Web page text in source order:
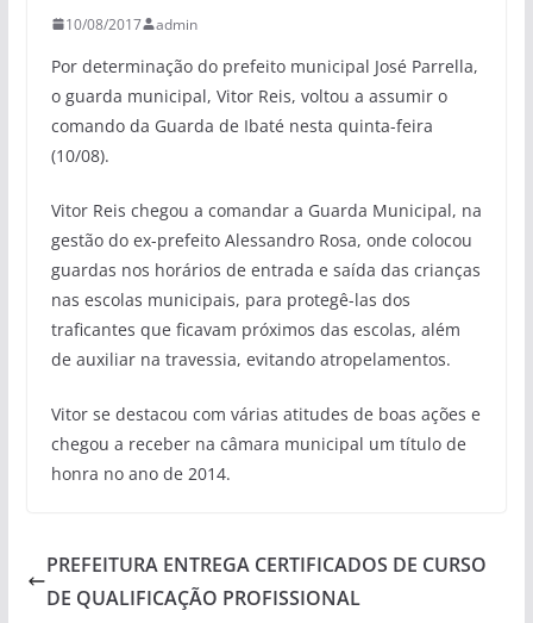
10/08/2017 admin
Por determinação do prefeito municipal José Parrella,
o guarda municipal, Vitor Reis, voltou a assumir o
comando da Guarda de Ibaté nesta quinta-feira
(10/08).
Vitor Reis chegou a comandar a Guarda Municipal, na
gestão do ex-prefeito Alessandro Rosa, onde colocou
guardas nos horários de entrada e saída das crianças
nas escolas municipais, para protegê-las dos
traficantes que ficavam próximos das escolas, além
de auxiliar na travessia, evitando atropelamentos.
Vitor se destacou com várias atitudes de boas ações e
chegou a receber na câmara municipal um título de
honra no ano de 2014.
PREFEITURA ENTREGA CERTIFICADOS DE CURSO
DE QUALIFICAÇÃO PROFISSIONAL